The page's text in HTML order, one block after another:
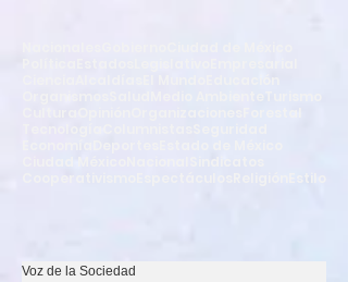
Estilo
Voz de la Sociedad